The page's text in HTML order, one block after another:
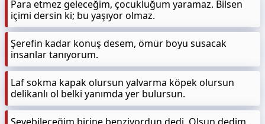
Para etmez geleceğim, çocukluğum yaramaz. Bilsen
içimi dersin ki; bu yaşıyor olmaz.
Şerefin kadar konuş desem, ömür boyu susacak
insanlar tanıyorum.
Laf sokma kapak olursun yalvarma köpek olursun
delikanlı ol belki yanımda yer bulursun.